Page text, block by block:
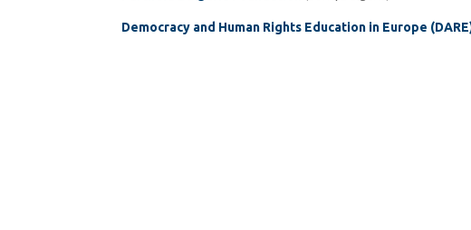
Democracy and Human Rights Education in Europe